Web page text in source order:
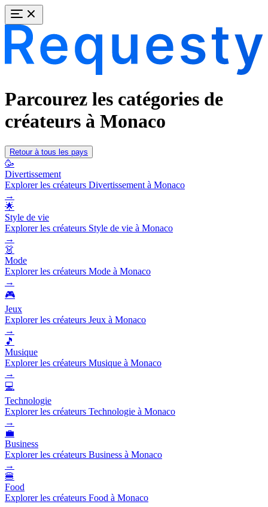
Parcourez les catégories de
créateurs à Monaco
Retour à tous les pays
🥳
Divertissement
Explorer les créateurs Divertissement à Monaco
→
🌟
Style de vie
Explorer les créateurs Style de vie à Monaco
→
👗
Mode
Explorer les créateurs Mode à Monaco
→
🎮
Jeux
Explorer les créateurs Jeux à Monaco
→
🎵
Musique
Explorer les créateurs Musique à Monaco
→
💻
Technologie
Explorer les créateurs Technologie à Monaco
→
💼
Business
Explorer les créateurs Business à Monaco
→
🍔
Food
Explorer les créateurs Food à Monaco